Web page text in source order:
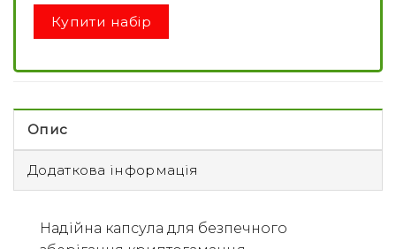
Купити набір
Опис
Додаткова інформація
Надійна капсула для безпечного